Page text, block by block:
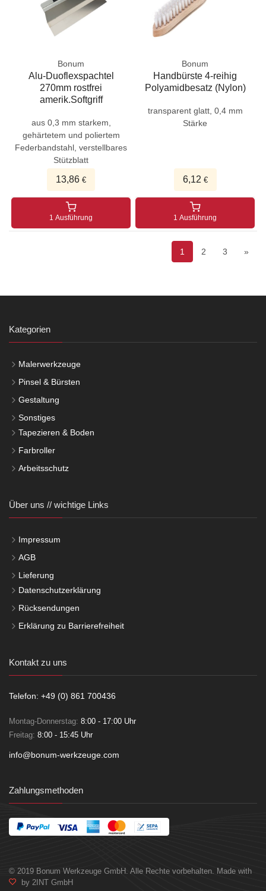
Bonum
Alu-Duoflexspachtel
270mm rostfrei
amerik.Softgriff
aus 0,3 mm starkem,
gehärtetem und poliertem
Federbandstahl, verstellbares
Stützblatt
13,86 €
1 Ausführung
Bonum
Handbürste 4-reihig
Polyamidbesatz (Nylon)
transparent glatt, 0,4 mm
Stärke
6,12 €
1 Ausführung
1 2 3 »
Kategorien
Malerwerkzeuge
Pinsel & Bürsten
Gestaltung
Sonstiges
Tapezieren & Boden
Farbroller
Arbeitsschutz
Über uns // wichtige Links
Impressum
AGB
Lieferung
Datenschutzerklärung
Rücksendungen
Erklärung zu Barrierefreiheit
Kontakt zu uns
Telefon: +49 (0) 861 700436
Montag-Donnerstag: 8:00 - 17:00 Uhr
Freitag: 8:00 - 15:45 Uhr
info@bonum-werkzeuge.com
Zahlungsmethoden
© 2019 Bonum Werkzeuge GmbH. Alle Rechte vorbehalten. Made with
by 2INT GmbH